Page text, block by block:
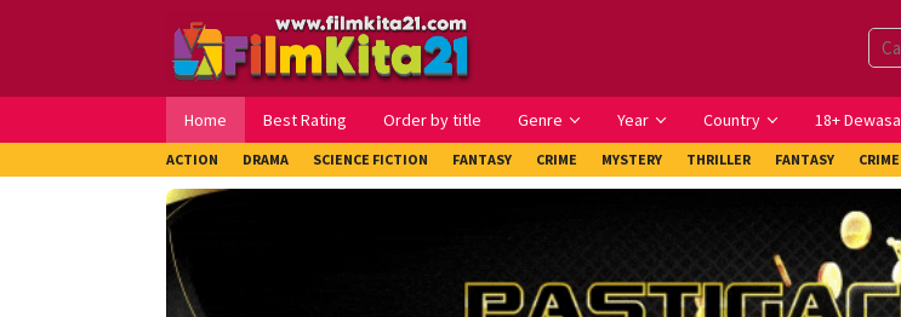
Home Best Rating Order by title Genre Year Country 18+ Dewasa
ACTION DRAMA SCIENCE FICTION FANTASY CRIME MYSTERY THRILLER FANTASY CRIME